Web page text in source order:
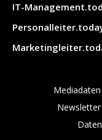
IT-
Mediadaten